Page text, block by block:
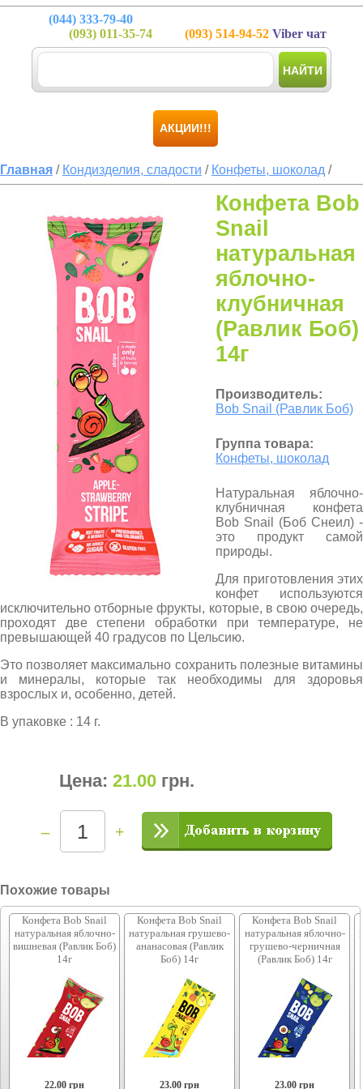
(044) 333-79-40
(093) 011-35-74 (093) 514-94-52 Viber чат
НАЙТИ
АКЦИИ!!!
Главная / Кондизделия, сладости / Конфеты, шоколад /
Конфета Bob
Snail
натуральная
яблочно-
клубничная
(Равлик Боб)
14г
Производитель:
Bob Snail (Равлик Боб)
Группа товара:
Конфеты, шоколад
Натуральная яблочно-
клубничная конфета
Bob Snail (Боб Снеил) -
это продукт самой
природы.
Для приготовления этих
конфет используются
исключительно отборные фрукты, которые, в свою очередь,
проходят две степени обработки при температуре, не
превышающей 40 градусов по Цельсию.
Это позволяет максимально сохранить полезные витамины
и минералы, которые так необходимы для здоровья
взрослых и, особенно, детей.
В упаковке : 14 г.
Цена: 21.00 грн.
– +
Похожие товары
Конфета Bob Snail
натуральная яблочно-
вишневая (Равлик Боб)
14г
22.00 грн
Конфета Bob Snail
натуральная грушево-
ананасовая (Равлик
Боб) 14г
23.00 грн
Конфета Bob Snail
натуральная яблочно-
грушево-черничная
(Равлик Боб) 14г
23.00 грн